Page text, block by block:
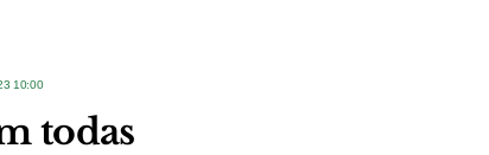
10:00
todas